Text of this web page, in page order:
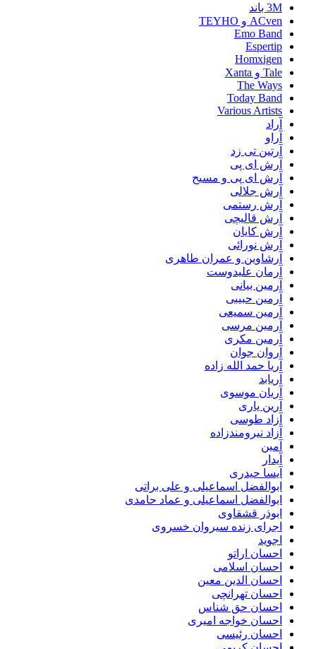
3M باند
ACven و TEYHO
Emo Band
Espertip
Homxigen
Tale و Xanta
The Ways
Today Band
Various Artists
آراد
آراو
آرتین تی زد
آرش ای پی
آرش ای پی و مسیح
آرش جلالی
آرش رستمی
آرش قالیچی
آرش کایان
آرش نورائی
آرشاوین و عمران طاهری
آرمان علیدوست
آرمین بیانی
آرمین حبیبی
آرمین سمیعی
آرمین مرسی
آرمین مکری
آروان جوان
آریا حمد الله زاده
آریابد
آریان موسوی
آرین یاری
آزاد طوسی
آزاد نیرومندزاده
آمین
آیدار
آیسا حیدری
ابوالفضل اسماعیلی و علی براتی
ابوالفضل اسماعیلی و عماد حامدی
ابوذر قشقاوی
اجرای زنده سیروان خسروی
اجوید
احسان اراتو
احسان اسلامی
احسان الدین معین
احسان تهرانچی
احسان حق شناس
احسان خواجه امیری
احسان رئیسی